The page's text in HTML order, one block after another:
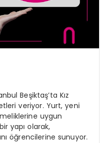
Beşiktaş’ta Kız
veriyor. Yurt, yeni
uygun
yapı olarak,
öğrencilerine sunuyor.